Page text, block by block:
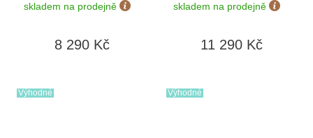
skladem na prodejně
8 290 Kč
skladem na prodejně
11 290 Kč
Výhodné Výhodné